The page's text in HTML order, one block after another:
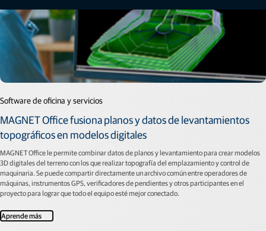
Software de oficina y servicios
MAGNET Office fusiona planos y datos de levantamientos
topográficos en modelos digitales
MAGNET Office le permite combinar datos de planos y levantamiento para crear modelos
3D digitales del terreno con los que realizar topografía del emplazamiento y control de
maquinaria. Se puede compartir directamente un archivo común entre operadores de
máquinas, instrumentos GPS, verificadores de pendientes y otros participantes en el
proyecto para lograr que todo el equipo esté mejor conectado.
Aprende más